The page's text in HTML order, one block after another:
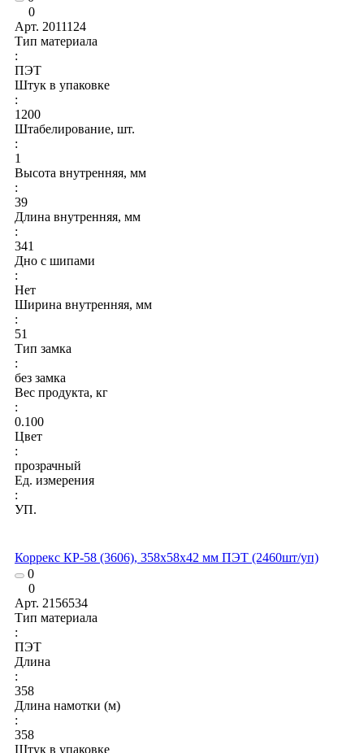
0
Арт. 2011124
Тип материала
:
ПЭТ
Штук в упаковке
:
1200
Штабелирование, шт.
:
1
Высота внутренняя, мм
:
39
Длина внутренняя, мм
:
341
Дно с шипами
:
Нет
Ширина внутренняя, мм
:
51
Тип замка
:
без замка
Вес продукта, кг
:
0.100
Цвет
:
прозрачный
Ед. измерения
:
УП.
Коррекс КР-58 (3606), 358x58x42 мм ПЭТ (2460шт/уп)
0
0
Арт. 2156534
Тип материала
:
ПЭТ
Длина
:
358
Длина намотки (м)
:
358
Штук в упаковке